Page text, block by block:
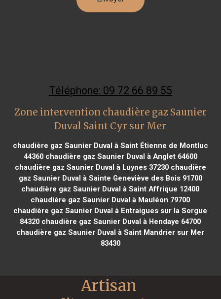
Téléphone: 09 72 66 89 55
Zone intervention chaudière gaz Saunier
Duval Saint Cyr sur Mer
chaudière gaz Saunier Duval à Saint Étienne de Montluc
44360chaudière gaz Saunier Duval à Anglet 64600
chaudière gaz Saunier Duval à Luynes 37230chaudière
gaz Saunier Duval à Sainte Geneviève des Bois 91700
chaudière gaz Saunier Duval à Saint Affrique 12400
chaudière gaz Saunier Duval à Mauléon 79700
chaudière gaz Saunier Duval à Entraigues sur la Sorgue
84320 chaudière gaz Saunier Duval à Hendaye 64700
chaudière gaz Saunier Duval à Saint Mandrier sur Mer
83430
Artisan